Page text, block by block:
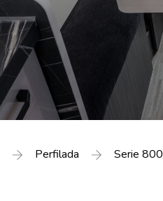
Perfilada Serie 800